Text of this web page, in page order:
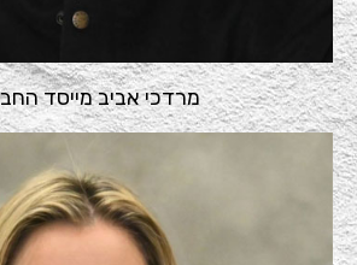
מרדכי אביב מייסד